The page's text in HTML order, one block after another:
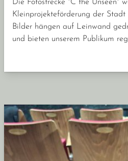
Die Fotostrecke "C the Unseen"
Kleinprojekteförderung der
Bilder hängen auf Leinwand
und bieten unserem Publikum